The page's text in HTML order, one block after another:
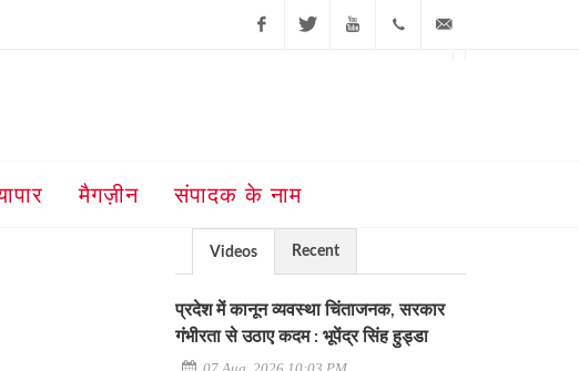
मैगज़ीन संपादक के नाम
Videos Recent
प्रदेश में कानून व्यवस्था चिंताजनक, सरकार
गंभीरता से उठाए कदम : भूपेंद्र सिंह हुड्डा